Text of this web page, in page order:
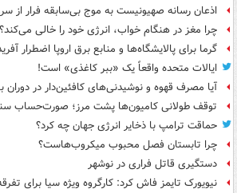
اذعان رسانه صهیونیست به موج بی‌سابقه فرار از
چرا مغز در هنگام خواب، انرژی خود را خالی می‌کند؟
گرما برای پالایشگاه‌ها و منابع برق اروپا اضطرار
ایالات متحده واقعاً یک «ببر کاغذی» است!
آیا مصرف قهوه و نوشیدنی‌های کافئین‌دار در دوران
توقف طولانی کامیون‌ها پشت مرز؛ صورت‌حساب
حماقت ترامپ با ذخایر انرژی جهان چه کرد؟
چرا تابستان فصل محبوب میکروب‌هاست؟
دستگیری قاتل فراری در نوشهر
نیویورک تایمز فاش کرد: کارگروه ویژه سیا برای